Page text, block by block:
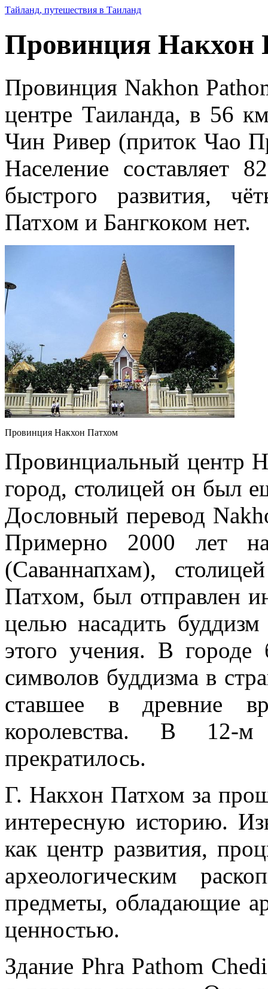
Тайланд, путешествия в Таиланд
Провинция Накхон
Провинция Nakhon
центре Таиланда, в 56
Чин Ривер (приток Чао
Население составляет
быстрого развития,
Патхом и Бангкоком нет.
Провинция Накхон Патхом
Провинциальный центр
город, столицей он был
Дословный перевод
Примерно 2000 лет
(Саваннапхам),
Патхом, был отправлен
целью насадить
этого учения. В
символов буддизма в
ставшее в древние
королевства. В 12-м
прекратилось.
Г. Накхон Патхом за
интересную историю.
как центр развития,
археологическим
предметы, обладающие
ценностью.
Здание Phra Pathom